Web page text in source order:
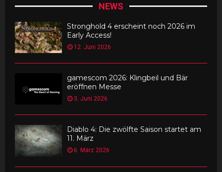
NEWS
Stronghold 4 erscheint noch 2026 im
Early Access!
12. Juni 2026
gamescom 2026: Klingbeil und Bär
eröffnen Messe
3. Juni 2026
Diablo 4: Die zwölfte Saison startet am
11. März
6. März 2026